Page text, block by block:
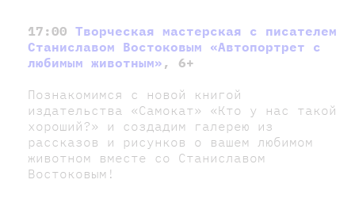
17:00 Творческая мастерская с писателем
Станиславом Востоковым «Автопортрет с
любимым животным» , 6+
Познакомимся с новой книгой
издательства «Самокат» «Кто у нас такой
хороший?» и создадим галерею из
рассказов и рисунков о вашем любимом
животном вместе со Станиславом
Востоковым!